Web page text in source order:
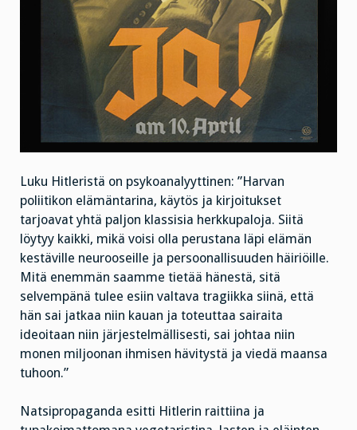
Luku Hitleristä on psykoanalyyttinen: ”Harvan
poliitikon elämäntarina, käytös ja kirjoitukset
tarjoavat yhtä paljon klassisia herkkupaloja. Siitä
löytyy kaikki, mikä voisi olla perustana läpi elämän
kestäville neurooseille ja persoonallisuuden häiriöille.
Mitä enemmän saamme tietää hänestä, sitä
selvempänä tulee esiin valtava tragiikka siinä, että
hän sai jatkaa niin kauan ja toteuttaa sairaita
ideoitaan niin järjestelmällisesti, sai johtaa niin
monen miljoonan ihmisen hävitystä ja viedä maansa
tuhoon.”
Natsipropaganda esitti Hitlerin raittiina ja